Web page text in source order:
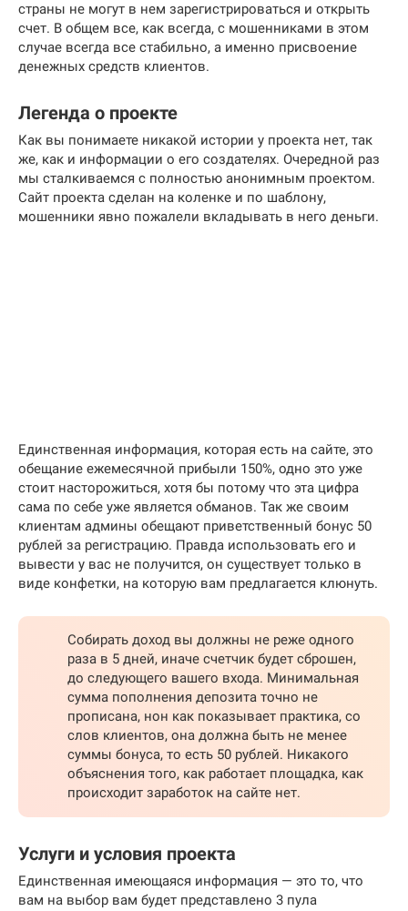
страны не могут в нем зарегистрироваться и открыть
счет. В общем все, как всегда, с мошенниками в этом
случае всегда все стабильно, а именно присвоение
денежных средств клиентов.
Легенда о проекте
Как вы понимаете никакой истории у проекта нет, так
же, как и информации о его создателях. Очередной раз
мы сталкиваемся с полностью анонимным проектом.
Сайт проекта сделан на коленке и по шаблону,
мошенники явно пожалели вкладывать в него деньги.
Единственная информация, которая есть на сайте, это
обещание ежемесячной прибыли 150%, одно это уже
стоит насторожиться, хотя бы потому что эта цифра
сама по себе уже является обманов. Так же своим
клиентам админы обещают приветственный бонус 50
рублей за регистрацию. Правда использовать его и
вывести у вас не получится, он существует только в
виде конфетки, на которую вам предлагается клюнуть.
Собирать доход вы должны не реже одного
раза в 5 дней, иначе счетчик будет сброшен,
до следующего вашего входа. Минимальная
сумма пополнения депозита точно не
прописана, нон как показывает практика, со
слов клиентов, она должна быть не менее
суммы бонуса, то есть 50 рублей. Никакого
объяснения того, как работает площадка, как
происходит заработок на сайте нет.
Услуги и условия проекта
Единственная имеющаяся информация — это то, что
вам на выбор вам будет представлено 3 пула